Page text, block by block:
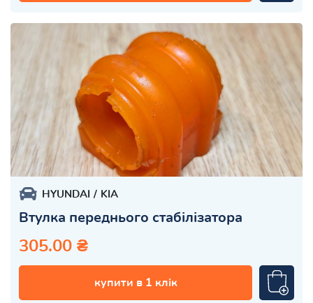
HYUNDAI KIA
Втулка переднього стабілізатора
305.00 ₴
купити в 1 клік